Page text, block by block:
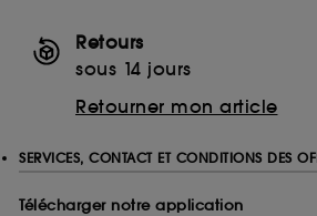
Retours
sous 14 jours
Retourner mon article
SERVICES, CONTACT ET CONDITIONS DES
Télécharger notre application